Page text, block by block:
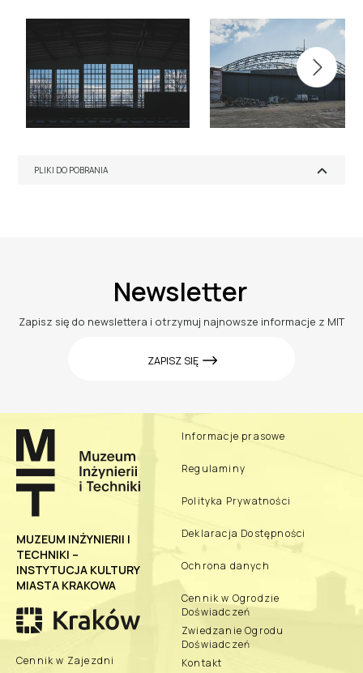
PLIKI DO POBRANIA
Newsletter
Zapisz się do newslettera i otrzymuj najnowsze informacje z MIT
ZAPISZ SIĘ
MUZEUM INŻYNIERII I
TECHNIKI –
INSTYTUCJA KULTURY
MIASTA KRAKOWA
Cennik w Zajezdni
Informacje prasowe
Regulaminy
Polityka Prywatności
Deklaracja Dostępności
Ochrona danych
Cennik w Ogrodzie
Doświadczeń
Zwiedzanie Ogrodu
Doświadczeń
Kontakt